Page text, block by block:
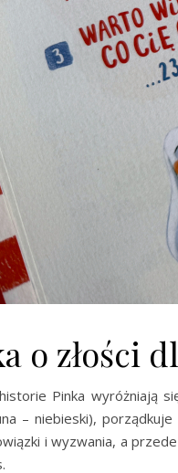
o złości
Pinka wyróżniają
– niebieski),
i wyzwania, a